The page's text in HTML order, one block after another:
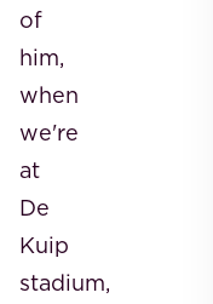
of
him,
when
we're
at
De
Kuip
stadium,